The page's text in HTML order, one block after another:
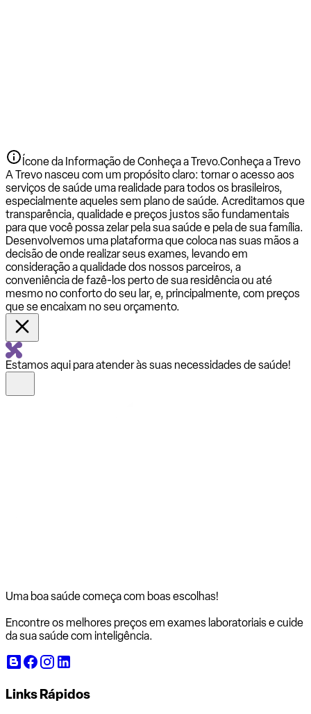
Ícone da Informação de Conheça a Trevo.Conheça a Trevo
A Trevo nasceu com um propósito claro: tornar o acesso aos
serviços de saúde uma realidade para todos os brasileiros,
especialmente aqueles sem plano de saúde. Acreditamos que
transparência, qualidade e preços justos são fundamentais
para que você possa zelar pela sua saúde e pela de sua família.
Desenvolvemos uma plataforma que coloca nas suas mãos a
decisão de onde realizar seus exames, levando em
consideração a qualidade dos nossos parceiros, a
conveniência de fazê-los perto de sua residência ou até
mesmo no conforto do seu lar, e, principalmente, com preços
que se encaixam no seu orçamento.
Estamos aqui para atender às suas necessidades de saúde!
Uma boa saúde começa com boas escolhas!
Encontre os melhores preços em exames laboratoriais e cuide
da sua saúde com inteligência.
Links Rápidos